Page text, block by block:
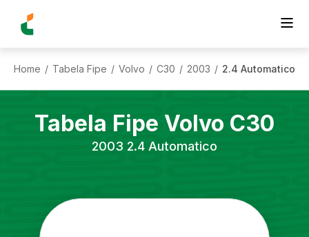
Home / Tabela Fipe / Volvo / C30 / 2003 / 2.4 Automatico
Tabela Fipe Volvo C30
2003 2.4 Automatico